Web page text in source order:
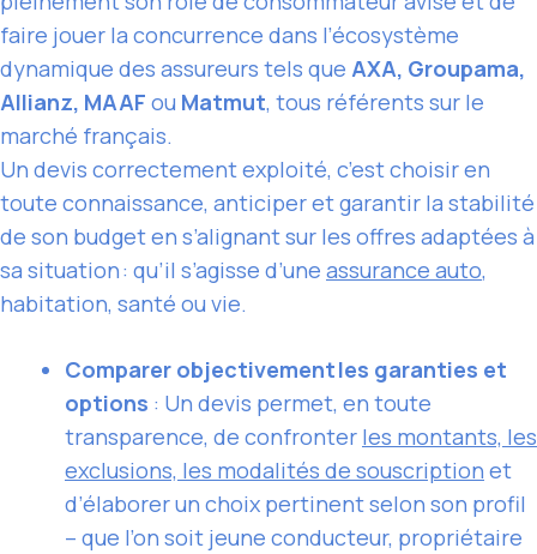
faire jouer la concurrence dans l’écosystème
dynamique des assureurs tels que AXA, Groupama,
Allianz, MAAF ou Matmut, tous référents sur le
marché français.
Un devis correctement exploité, c’est choisir en
toute connaissance, anticiper et garantir la stabilité
de son budget en s’alignant sur les offres adaptées à
sa situation : qu’il s’agisse d’une assurance auto,
habitation, santé ou vie.
Comparer objectivement les garanties et
options : Un devis permet, en toute
transparence, de confronter les montants, les
exclusions, les modalités de souscription et
d’élaborer un choix pertinent selon son profil
– que l’on soit jeune conducteur, propriétaire